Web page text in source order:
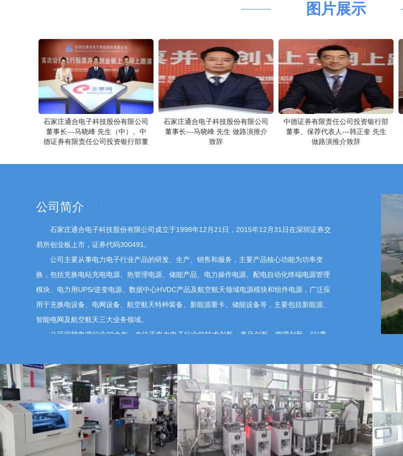
00:00 / 00:00
图片展示
石家庄通合电子科技股份有限公司
董事长---马晓峰 先生（中）、中
德证券有限责任公司投资银行部董
石家庄通合电子科技股份有限公司
董事长---马晓峰 先生 做路演推介
致辞
中德证券有限责任公司投资银行部
董事、保荐代表人---韩正奎 先生
做路演推介致辞
公司简介
石家庄通合电子科技股份有限公司成立于1998年12月21日，2015年12月31日在深圳证券交
易所创业板上市，证券代码300491。
公司主要从事电力电子行业产品的研发、生产、销售和服务，主要产品核心功能为功率变
换，包括充换电站充电电源、热管理电源、储能产品、电力操作电源、配电自动化终端电源管理
模块、电力用UPS/逆变电源、数据中心HVDC产品及航空航天领域电源模块和组件电源，广泛应
用于充换电设备、电网设备、航空航天特种装备、新能源重卡、储能设备等，主要包括新能源、
智能电网及航空航天三大业务领域。
公司深耕电源行业20余年，专注于电力电子行业的技术创新、产品创新、管理创新，以“秉
念、高效、创新”的核心价值理念，为用户提供优质的产品和服务，实现在新能源、智能电网和
航空航天领域协同发展、相互支撑，致力于成为电力电子行业的引领者。